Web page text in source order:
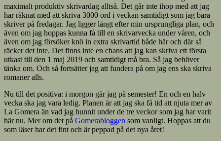
maximalt produktiv skrivardag alltså. Det går inte ihop med att jag
har räknat med att skriva 3000 ord i veckan samtidigt som jag bara
skriver på fredagar. Jag ligger långt efter min ursprungliga plan, och
även om jag hoppas kunna få till en skrivarvecka under våren, och
även om jag försöker knö in extra skrivartid både här och där så
räcker det inte. Det finns inte en chans att jag kan skriva ett första
utkast till den 1 maj 2019 och samtidigt må bra. Så jag behöver
tänka om. Och så fortsätter jag att fundera på om jag ens ska skriva
romaner alls.
Nu till det positiva: i morgon går jag på semester! En och en halv
vecka ska jag vara ledig. Planen är att jag ska få tid att njuta mer av
La Gomera än vad jag hunnit under de tre veckor som jag har varit
här nu. Mer om det på Gomerabloggen som vanligt. Hoppas att du
som läser har det fint och är peppad på det nya året!